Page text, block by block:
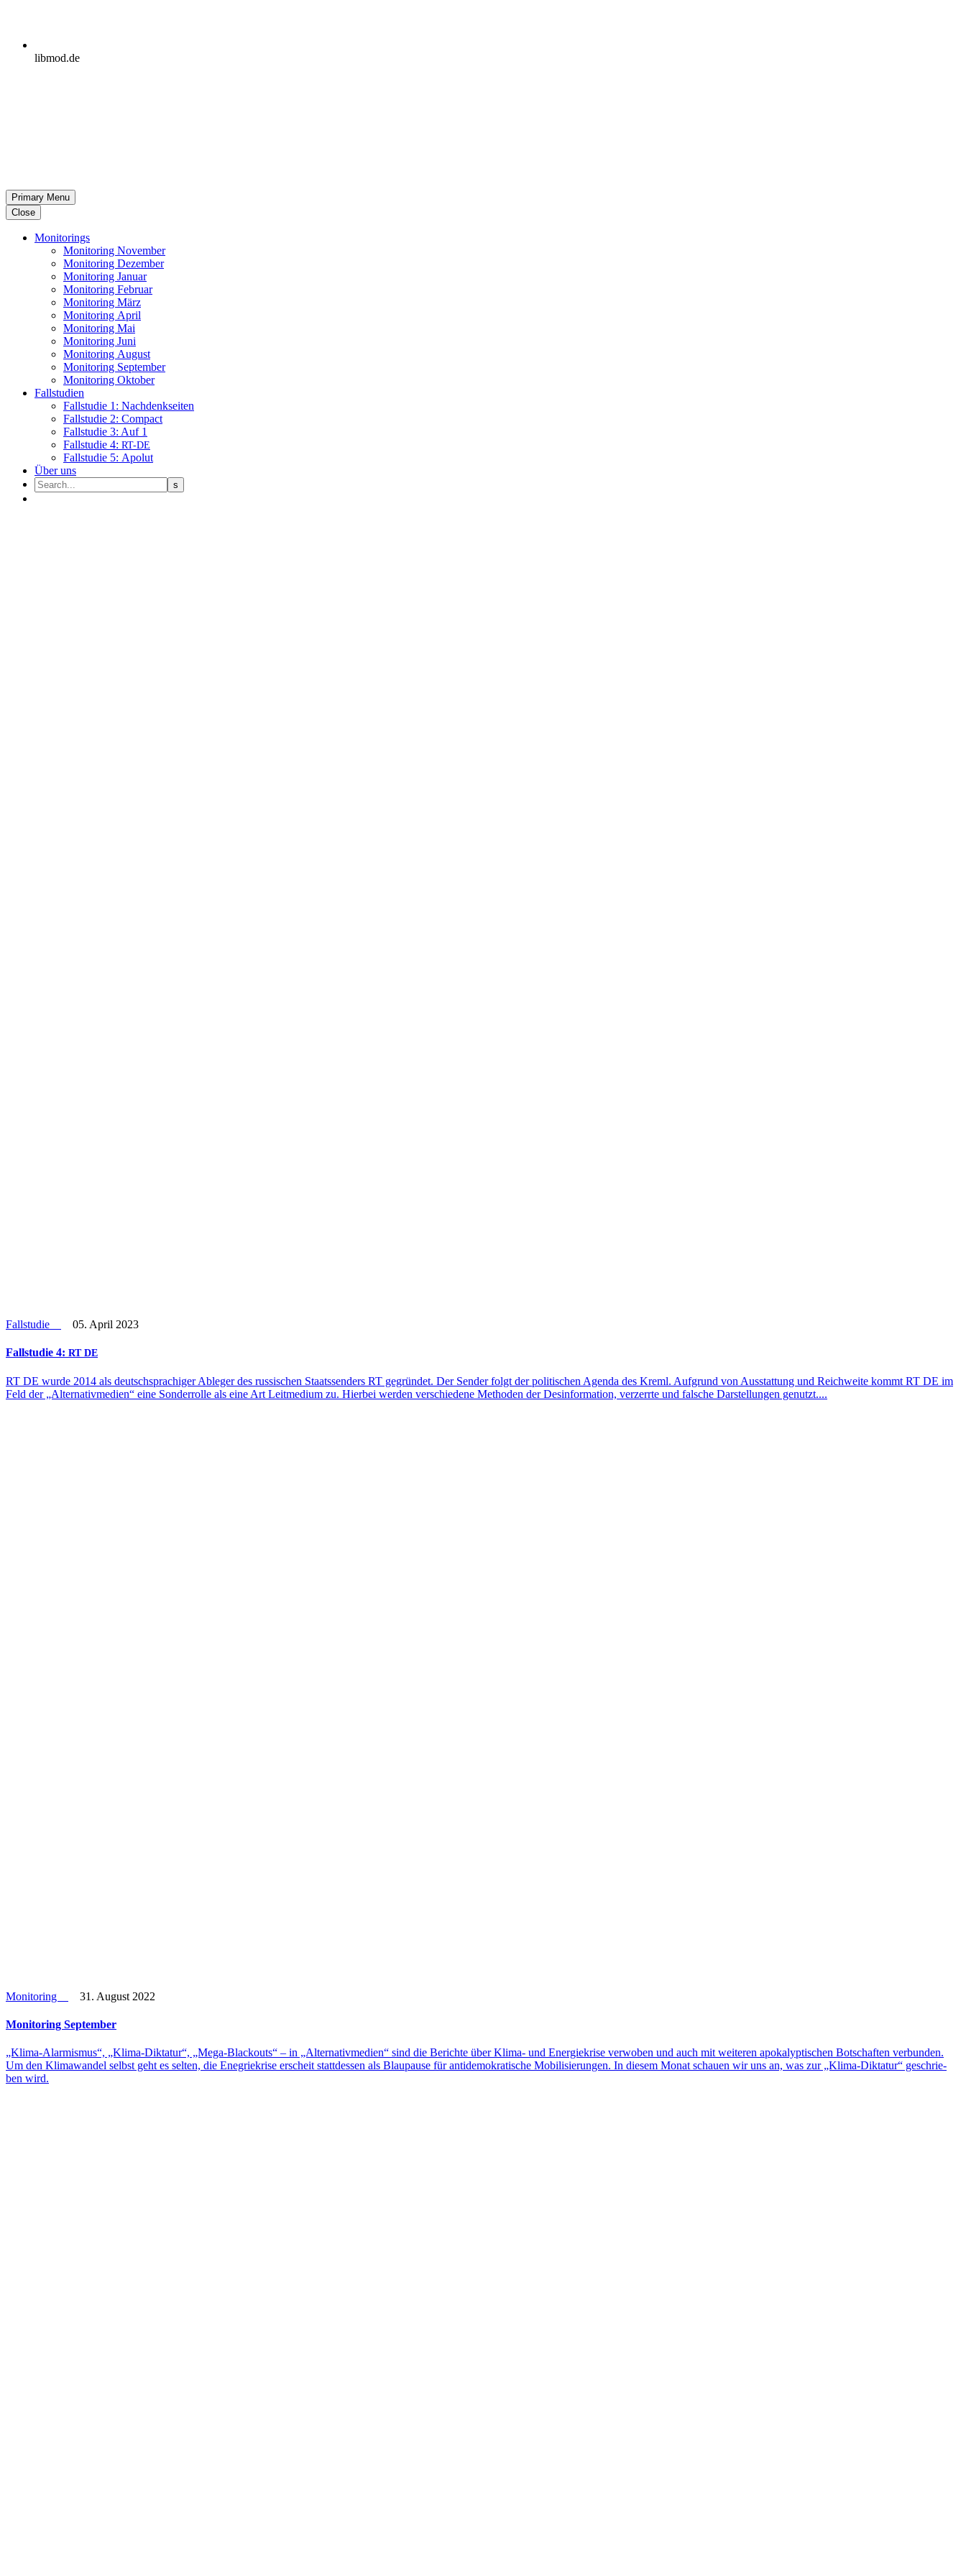
libmod.de
Primary Menu
Close
Moni­to­rings
Moni­to­ring November
Moni­to­ring Dezember
Moni­to­ring Januar
Moni­to­ring Februar
Moni­to­ring März
Moni­to­ring April
Moni­to­ring Mai
Moni­to­ring Juni
Moni­to­ring August
Moni­to­ring September
Moni­to­ring Oktober
Fall­stu­dien
Fall­stu­die 1: Nachdenkseiten
Fall­stu­die 2: Compact
Fall­stu­die 3: Auf 1
Fall­stu­die 4: RT-DE
Fall­stu­die 5: Apolut
Über uns
Fallstudie 05. April 2023
Fall­stu­die 4: RT DE
RT DE wurde 2014 als deutsch­spra­chiger Ableger des rus­si­schen Staats­sen­ders RT gegrün­det. Der Sender folgt der poli­ti­schen Agenda des Kreml. Auf­grund von Aus­stat­tung und Reich­weite kommt RT DE im
Feld der „Alter­na­tiv­me­dien“ eine Son­der­rolle als eine Art Leit­me­dium zu. Hierbei werden ver­schie­de­ne Metho­den der Des­in­for­ma­tion, ver­zerrte und falsche Dar­stel­lun­gen genutzt....
Monitoring 31. August 2022
Moni­to­ring September
„Klima-Alar­mis­mus“, „Klima-Dik­ta­tur“, „Mega-Black­outs“ – in „Alter­na­tiv­me­dien“ sind die Berichte über Klima- und Ener­gie­krise ver­wo­ben und auch mit wei­te­ren apo­ka­lyp­ti­schen Bot­schaf­ten ver­bun­den.
Um den Kli­ma­wan­del selbst geht es selten, die Ene­grie­krise erscheit statt­des­sen als Blau­pause für anti­de­mo­kra­ti­sche Mobi­li­sie­run­gen. In diesem Monat schauen wir uns an, was zur „Klima-Dik­ta­tur“ geschrie­
ben wird.